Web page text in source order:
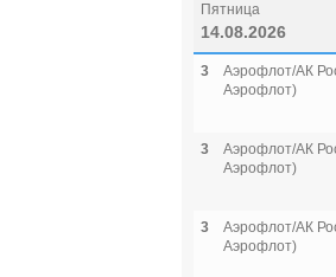
Пятница
14.08.2026
3
Аэрофлот/АК
Аэрофлот)
3
Аэрофлот/АК
Аэрофлот)
3
Аэрофлот/АК
Аэрофлот)